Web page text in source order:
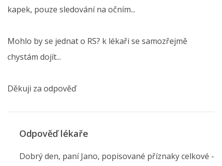
kapek, pouze sledování na očním...
Mohlo by se jednat o RS? k lékaři se samozřejmě
chystám dojít...
Děkuji za odpověď
Odpověď lékaře
Dobrý den, paní Jano, popisované příznaky celkové -